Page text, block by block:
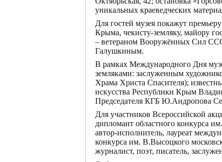
уникальных краеведческих
Для гостей музея покажут
Крыма, чекисту-земляку, майору
– ветераном Вооружённых Сил
Галушкиным.
В рамках Международного Дня
земляками: заслуженным
Храма Христа Спасителя);
искусства Республики Крым
Председателя КГБ Ю.Андропова
Для участников Всероссийской
дипломант областного конкурса
автор-исполнитель, лауреат
конкурса им. В.Высоцкого
журналист, поэт, писатель,